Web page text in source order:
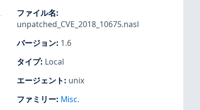
ファイル名:
unpatched_CVE_2018_10675.nasl
バージョン: 1.6
タイプ: Local
エージェント: unix
ファミリー: Misc.